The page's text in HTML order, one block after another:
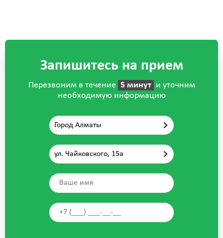
Запишитесь на прием
Перезвоним в течение 5 минут и уточним
необходимую информацию
Город Алматы
ул. Чайковского, 15а